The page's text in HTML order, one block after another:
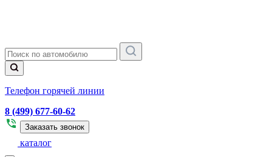
Телефон горячей линии
8 (499) 677-60-62
Заказать звонок
каталог